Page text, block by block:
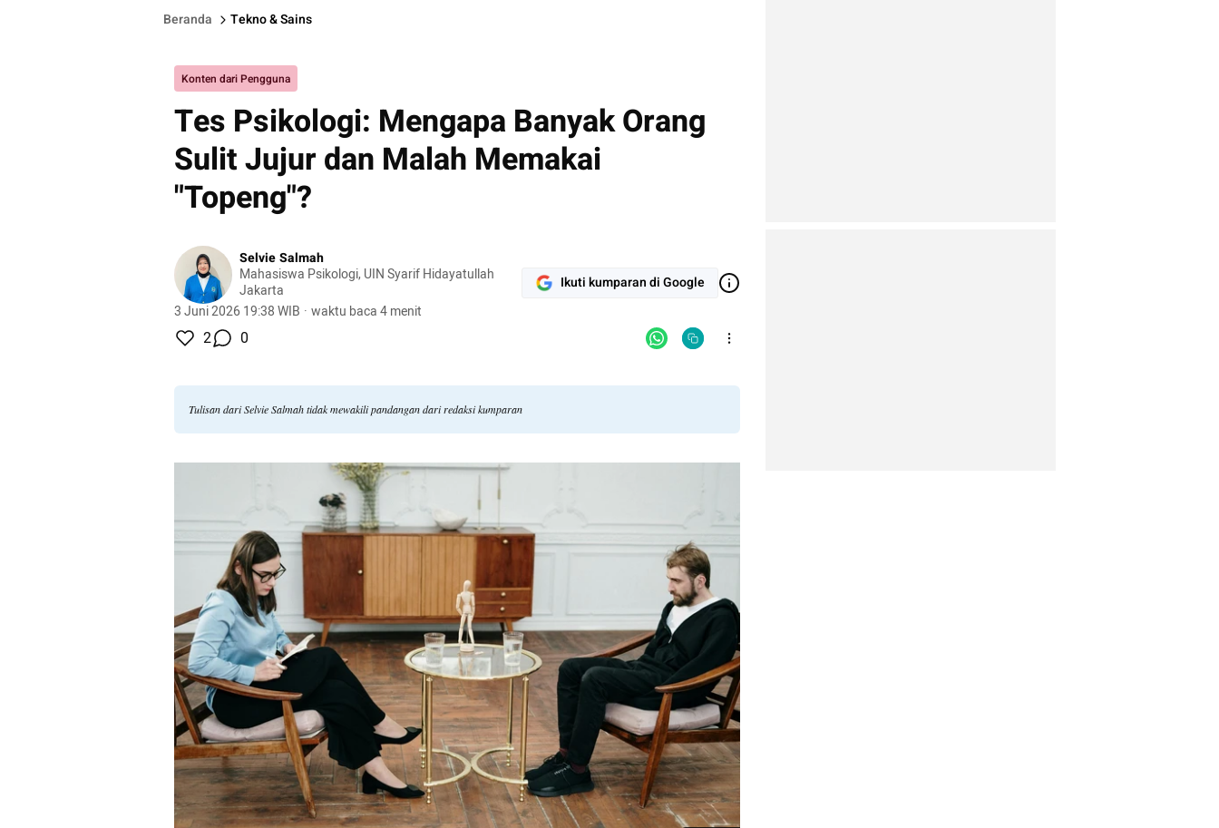
Beranda Tekno & Sains
Konten dari Pengguna
Tes Psikologi: Mengapa Banyak Orang
Sulit Jujur dan Malah Memakai
"Topeng"?
Selvie Salmah
Mahasiswa Psikologi, UIN Syarif Hidayatullah
Jakarta
3 Juni 2026 19:38 WIB · waktu baca 4 menit
Ikuti kumparan di Google
2 0
Tulisan dari Selvie Salmah tidak mewakili pandangan dari redaksi kumparan